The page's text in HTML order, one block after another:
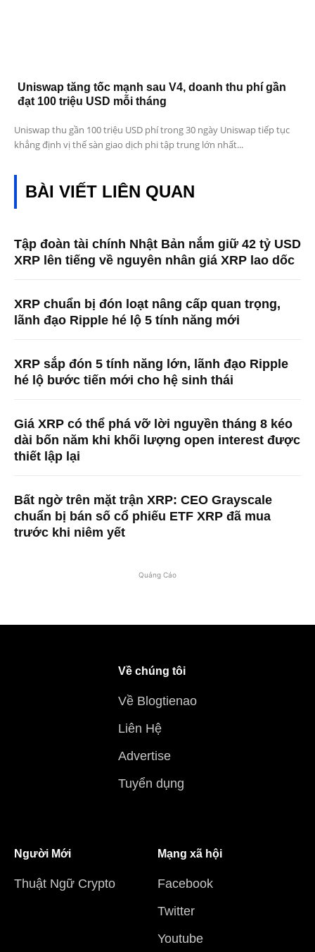
Uniswap tăng tốc mạnh sau V4, doanh thu phí gần
đạt 100 triệu USD mỗi tháng
Uniswap thu gần 100 triệu USD phí trong 30 ngày Uniswap tiếp tục
khẳng định vị thế sàn giao dịch phi tập trung lớn nhất...
BÀI VIẾT LIÊN QUAN
Tập đoàn tài chính Nhật Bản nắm giữ 42 tỷ USD
XRP lên tiếng về nguyên nhân giá XRP lao dốc
XRP chuẩn bị đón loạt nâng cấp quan trọng,
lãnh đạo Ripple hé lộ 5 tính năng mới
XRP sắp đón 5 tính năng lớn, lãnh đạo Ripple
hé lộ bước tiến mới cho hệ sinh thái
Giá XRP có thể phá vỡ lời nguyền tháng 8 kéo
dài bốn năm khi khối lượng open interest được
thiết lập lại
Bất ngờ trên mặt trận XRP: CEO Grayscale
chuẩn bị bán số cổ phiếu ETF XRP đã mua
trước khi niêm yết
Quảng Cáo
Về chúng tôi
Về Blogtienao
Liên Hệ
Advertise
Tuyển dụng
Người Mới
Thuật Ngữ Crypto
Mạng xã hội
Facebook
Twitter
Youtube